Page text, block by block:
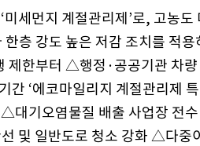
미세먼지 계절관리제’로, 고농
한층 강도 높은 저감 조치를 적
제한부터 △행정·공공기관 차
간 ‘에코마일리지 계절관리제
대기오염물질 배출 사업장 전
및 일반도로 청소 강화 △다중